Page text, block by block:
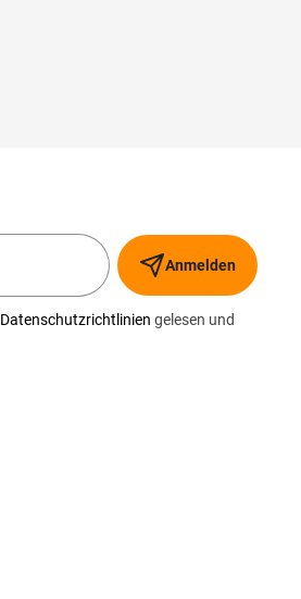
Anmelden
Datenschutzrichtlinien gelesen und